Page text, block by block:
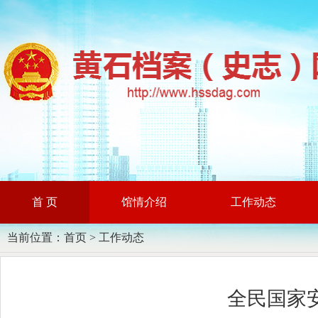
首 页 馆情介绍 工作动态
当前位置： 首页 > 工作动态
全民国家